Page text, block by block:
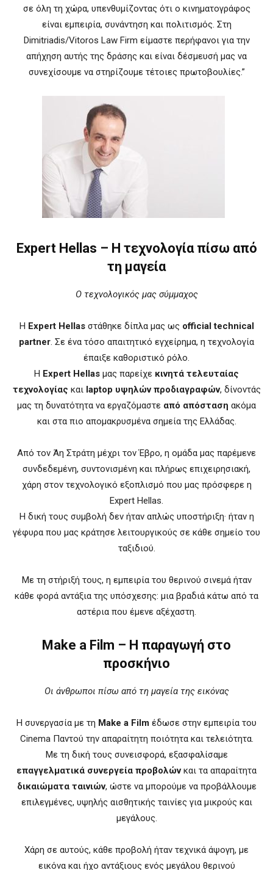
σε όλη τη χώρα, υπενθυμίζοντας ότι ο κινηματογράφος
είναι εμπειρία, συνάντηση και πολιτισμός. Στη
Dimitriadis/Vitoros Law Firm είμαστε περήφανοι για την
απήχηση αυτής της δράσης και είναι δέσμευσή μας να
συνεχίσουμε να στηρίζουμε τέτοιες πρωτοβουλίες.”
Expert Hellas – Η τεχνολογία πίσω από
τη μαγεία
Ο τεχνολογικός μας σύμμαχος
Η Expert Hellasστάθηκε δίπλα μας ως official technical
partner. Σε ένα τόσο απαιτητικό εγχείρημα, η τεχνολογία
έπαιξε καθοριστικό ρόλο.
Η Expert Hellas μας παρείχε κινητά τελευταίας
τεχνολογίας και laptop υψηλών προδιαγραφών, δίνοντάς
μας τη δυνατότητα να εργαζόμαστε από απόσταση ακόμα
και στα πιο απομακρυσμένα σημεία της Ελλάδας.
Από τον Άη Στράτη μέχρι τον Έβρο, η ομάδα μας παρέμενε
συνδεδεμένη, συντονισμένη και πλήρως επιχειρησιακή,
χάρη στον τεχνολογικό εξοπλισμό που μας πρόσφερε η
Expert Hellas.
Η δική τους συμβολή δεν ήταν απλώς υποστήριξη· ήταν η
γέφυρα που μας κράτησε λειτουργικούς σε κάθε σημείο του
ταξιδιού.
Με τη στήριξή τους, η εμπειρία του θερινού σινεμά ήταν
κάθε φορά αντάξια της υπόσχεσης: μια βραδιά κάτω από τα
αστέρια που έμενε αξέχαστη.
Make a Film – Η παραγωγή στο
προσκήνιο
Οι άνθρωποι πίσω από τη μαγεία της εικόνας
Η συνεργασία με τη Make a Film έδωσε στην εμπειρία του
Cinema Παντού την απαραίτητη ποιότητα και τελειότητα.
Με τη δική τους συνεισφορά, εξασφαλίσαμε
επαγγελματικά συνεργεία προβολώνκαι τα απαραίτητα
δικαιώματα ταινιών, ώστε να μπορούμε να προβάλλουμε
επιλεγμένες, υψηλής αισθητικής ταινίες για μικρούς και
μεγάλους.
Χάρη σε αυτούς, κάθε προβολή ήταν τεχνικά άψογη, με
εικόνα και ήχο αντάξιους ενός μεγάλου θερινού